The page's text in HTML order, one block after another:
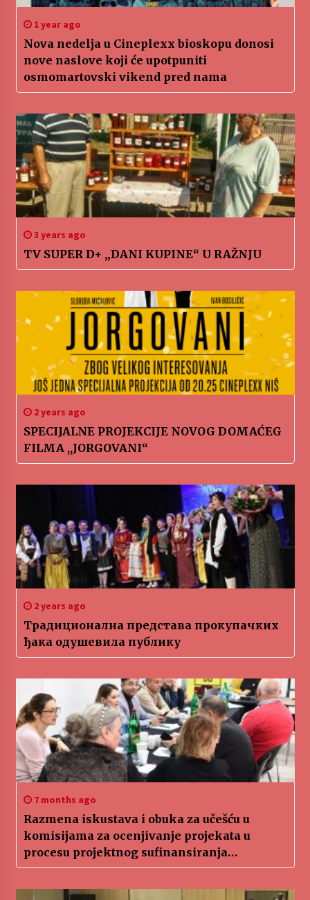
1 year ago
Nova nedelja u Cineplexx bioskopu donosi
nove naslove koji će upotpuniti
osmomartovski vikend pred nama
3 years ago
TV SUPER D+ „DANI KUPINE“ U RAŽNJU
2 years ago
SPECIJALNE PROJEKCIJE NOVOG DOMAĆEG
FILMA ,,JORGOVANI“
2 years ago
Традиционална представа прокупачких
ђака одушевила публику
7 months ago
Razmena iskustava i obuka za učešću u
komisijama za ocenjivanje projekata u
procesu projektnog sufinansiranja
medijskih sadržaja